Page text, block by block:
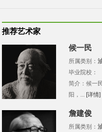
推荐艺术家
候一民
所属类别：
毕业院校：
简介：候一
阳，... [详情]
詹建俊
所属类别：